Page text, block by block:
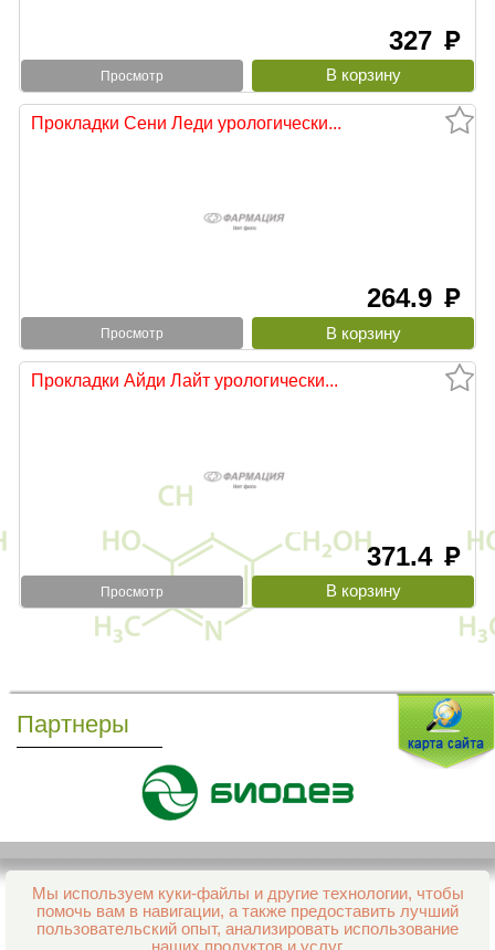
327 руб
Просмотр
Прокладки Сени Леди урологически...
264.9 руб
Просмотр
Прокладки Айди Лайт урологически...
371.4 руб
Просмотр
Партнеры
Мы используем куки-файлы и другие технологии, чтобы
помочь вам в навигации, а также предоставить лучший
пользовательский опыт, анализировать использование
Все права защищены и охраняются законом
© 2013–2026 Интернет-аптека Фармация
support@aptekapenza.ru